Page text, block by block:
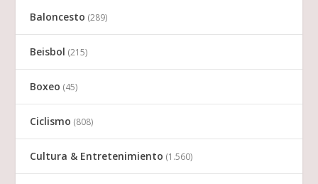
Baloncesto (289)
Beisbol (215)
Boxeo (45)
Ciclismo (808)
Cultura & Entretenimiento (1.560)